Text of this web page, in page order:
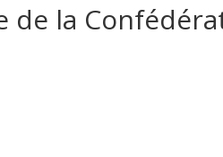
de la